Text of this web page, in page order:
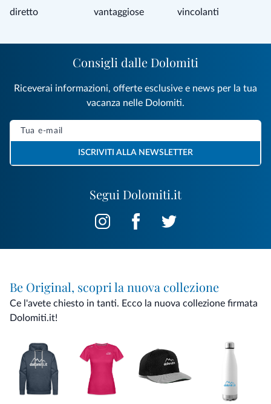
diretto
vantaggiose
vincolanti
Segui Dolomiti.it
Consigli dalle Dolomiti
Riceverai informazioni, offerte esclusive e news per la tua
vacanza nelle Dolomiti.
ISCRIVITI ALLA NEWSLETTER
Be Original, scopri la nuova collezione
Ce l'avete chiesto in tanti. Ecco la nuova collezione firmata
Dolomiti.it!